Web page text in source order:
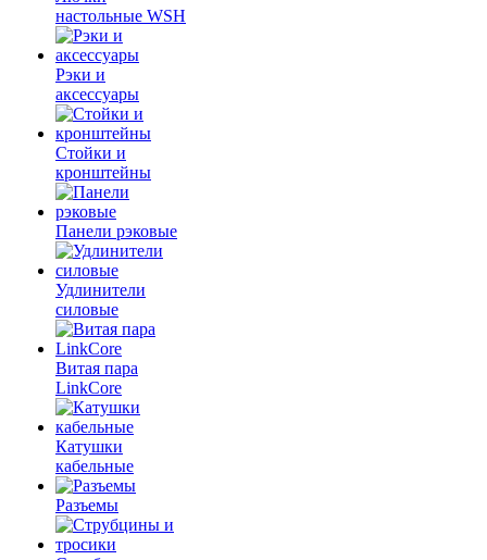
настольные WSH
Рэки и
аксессуары
Стойки и
кронштейны
Панели рэковые
Удлинители
силовые
Витая пара
LinkCore
Катушки
кабельные
Разъемы